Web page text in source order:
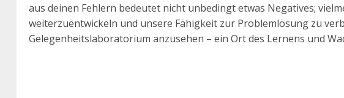
aus deinen Fehlern bedeutet nicht unbedingt etwas Negatives;
weiterzuentwickeln und unsere Fähigkeit zur Problemlösung zu
Gelegenheitslaboratorium anzusehen – ein Ort des Lernens und